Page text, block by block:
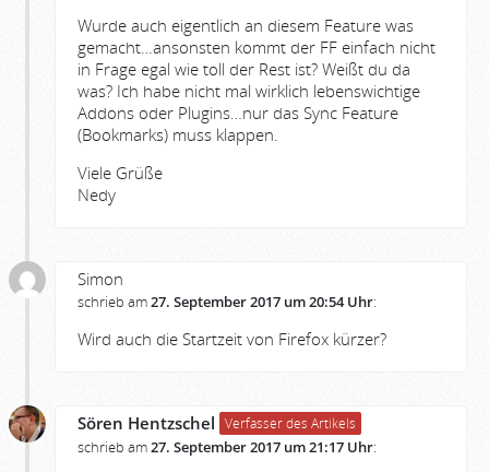
Wurde auch eigentlich an diesem Feature was
gemacht…ansonsten kommt der FF einfach nicht
in Frage egal wie toll der Rest ist? Weißt du da
was? Ich habe nicht mal wirklich lebenswichtige
Addons oder Plugins…nur das Sync Feature
(Bookmarks) muss klappen.
Viele Grüße
Nedy
Simon
schrieb am27. September 2017 um 20:54 Uhr:
Wird auch die Startzeit von Firefox kürzer?
Sören Hentzschel Verfasser des Artikels
schrieb am27. September 2017 um 21:17 Uhr: